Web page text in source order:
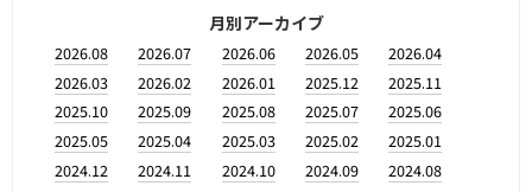
月別アーカイブ
2026.08 2026.07 2026.06 2026.05
2026.04
2026.03
2026.02 2026.01 2025.12
2025.11
2025.10
2025.09 2025.08 2025.07
2025.06
2025.05
2025.04 2025.03 2025.02
2025.01
2024.12
2024.11 2024.10 2024.09
2024.08